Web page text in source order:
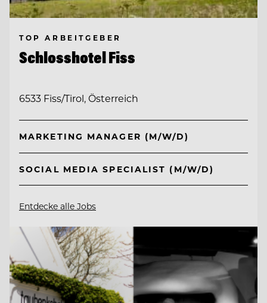
TOP ARBEITGEBER
Schlosshotel Fiss
6533 Fiss/Tirol, Österreich
MARKETING MANAGER (M/W/D)
SOCIAL MEDIA SPECIALIST (M/W/D)
Entdecke alle Jobs